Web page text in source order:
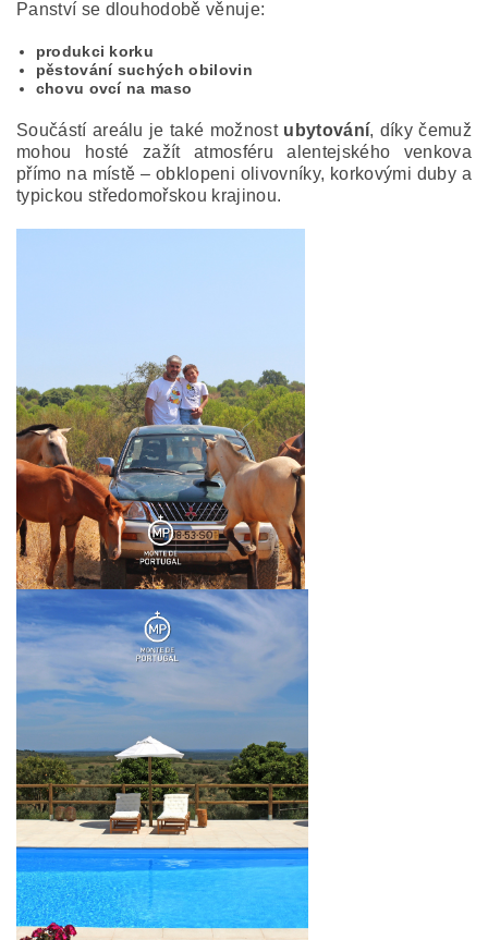
Panství se dlouhodobě věnuje:
produkci korku
pěstování suchých obilovin
chovu ovcí na maso
Součástí areálu je také možnost ubytování, díky čemuž
mohou hosté zažít atmosféru alentejského venkova
přímo na místě – obklopeni olivovníky, korkovými duby a
typickou středomořskou krajinou.